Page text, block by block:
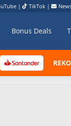
| TikTok |
Bonus Deals